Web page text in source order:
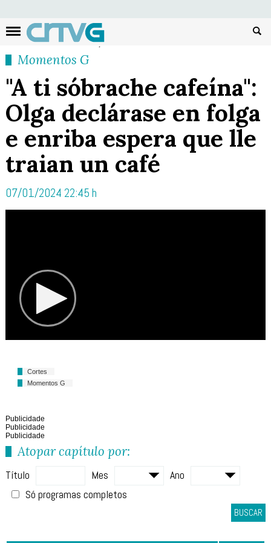
Momentos G
"A ti sóbrache cafeína":
Olga declárase en folga
e enriba espera que lle
traian un café
07/01/2024 22:45 h
Cortes
Momentos G
Publicidade
Publicidade
Publicidade
Atopar capítulo por:
Título Mes
Ano
Só programas completos
BUSCAR